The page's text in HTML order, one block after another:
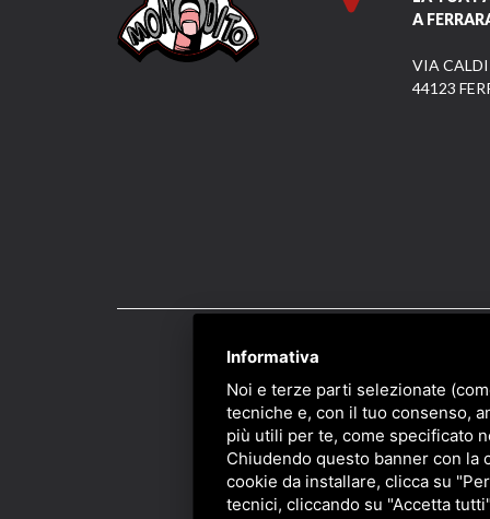
A
VIA
44123
Informativa
Noi e terze parti selezionate
tecniche e, con il tuo consenso,
più utili per te, come specificato
Chiudendo questo banner con la
cookie da installare, clicca su
tecnici, cliccando su "Accetta